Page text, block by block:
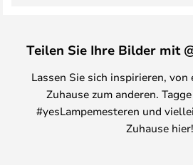
Teilen Sie Ihre Bilder mit
Lassen Sie sich inspirieren, von
Zuhause zum anderen.
#yesLampemesteren und
Zuhause hier!